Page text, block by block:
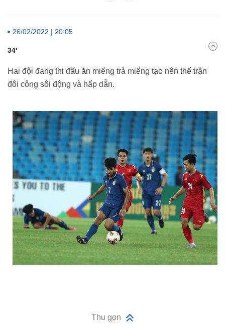
26/02/2022 | 20:05
34'
Hai đội đang thi đấu ăn miếng trả miếng tạo nên thế trận
đôi công sôi động và hấp dẫn.
Thu gọn